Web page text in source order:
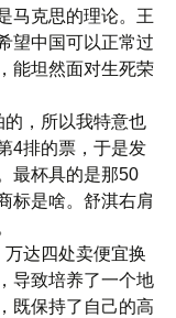
马克思的理论。王
望中国可以正常过
能坦然面对生死荣
的，所以我特意也
4排的票，于是发
最杯具的是那50
标是啥。舒淇右肩
达四处卖便宜换
导致培养了一个地
既保持了自己的高